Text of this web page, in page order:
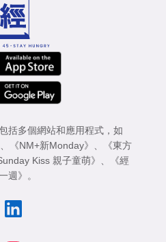
括多個網站和應用程式，如
《NM+新Monday》
《東方
Kiss 親子童萌》
《經
週》
。